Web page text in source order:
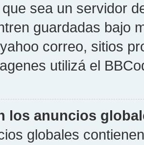
sea un servidor
guardadas bajo
correo, sitios
utilizá el
los anuncios
globales